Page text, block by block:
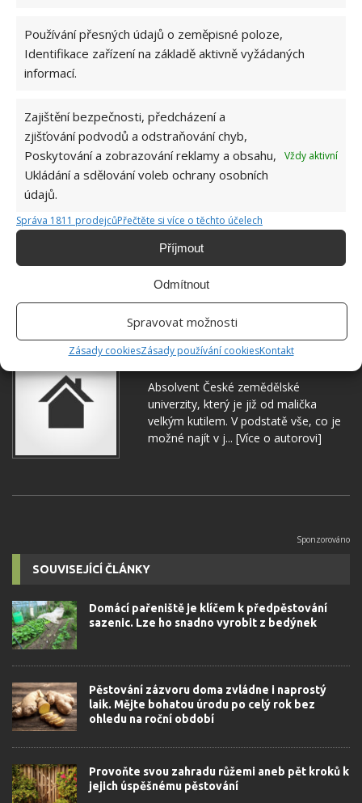
Používání přesných údajů o zeměpisné poloze,
Identifikace zařízení na základě aktivně vyžádaných
informací.
Zajištění bezpečnosti, předcházení a
zjišťování podvodů a odstraňování chyb,
Poskytování a zobrazování reklamy a obsahu,
Ukládání a sdělování voleb ochrany osobních
údajů.
Vždy aktivní
Správa 1811 prodejcůPřečtěte si více o těchto účelech
Příjmout
Odmítnout
Spravovat možnosti
Zásady cookiesZásady používání cookiesKontakt
BORŮVKY
ZÁLIVKA
KOMENTOVAT
Jiří Kolář
Absolvent České zemědělské
univerzity, který je již od malička
velkým kutilem. V podstatě vše, co je
možné najít v j... [Více o autorovi]
SOUVISEJÍCÍ ČLÁNKY
Domácí pařeniště je klíčem k předpěstování
sazenic. Lze ho snadno vyrobit z bedýnek
Pěstování zázvoru doma zvládne i naprostý
laik. Mějte bohatou úrodu po celý rok bez
ohledu na roční období
Provoňte svou zahradu růžemi aneb pět kroků k
jejich úspěšnému pěstování